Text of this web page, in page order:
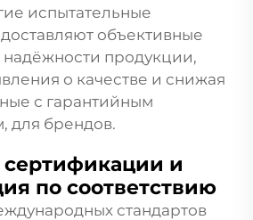
испытательные
объективные
надёжности продукции,
о качестве и снижая
с гарантийным
для брендов.
и
по соответствию
стандартов